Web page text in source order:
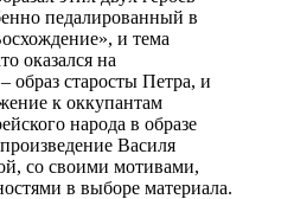
педалированный в
и тема
оказался на
образ старосты Петра, и
к оккупантам
народа в образе
Василя
со своими мотивами,
в выборе материала.